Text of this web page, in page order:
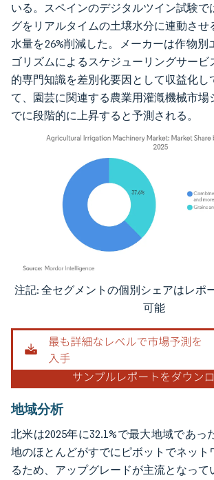
いる。スペインのデジタルツイン試験で
グをリアルタイムの土壌水分に連動させ
水量を26%削減した。メーカーは作物別
ゴリズムによるスケジューリングサービ
的専門知識を差別化要因として収益化し
て、園芸に関連する農業用灌漑機械市場
でに段階的に上昇すると予測される。
画像 © Mordor Intelligence。再利用にはCC BY 4.0の
注記: 全セグメントの個別シェアはレポ
可能
地域分析
北米は2025年に32.1%で最大地域であっ
地のほとんどがすでにピボットでネット
るため、アップグレードが主流となって